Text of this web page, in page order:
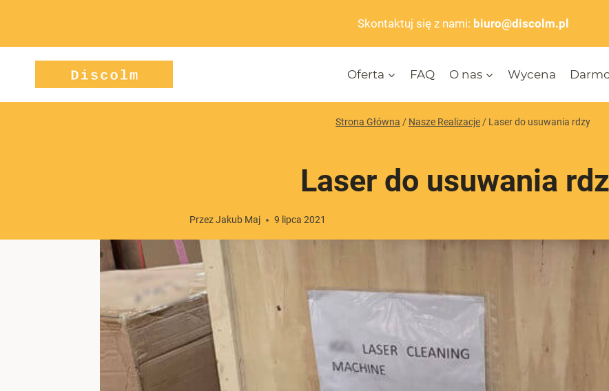
treści
Skontaktuj się z nami: biuro@discolm.pl
Oferta FAQ O nas Wycena
Strona Główna / Nasze Realizacje/ Laser do usuwania rdzy
Laser do usuwania
PrzezJakub Maj 9 lipca 2021